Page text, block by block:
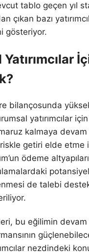
tablo geçen yıl
çıkan bazı
gösteriyor.
bilançosunda
yatırımcılar
kalmaya
getiri elde etme
ödeme
de talebi
bu eğilimin
nezdindeki